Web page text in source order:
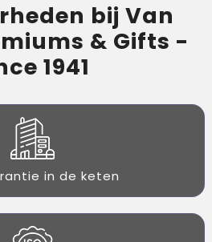
bij Van
& Gifts -
1941
in de keten